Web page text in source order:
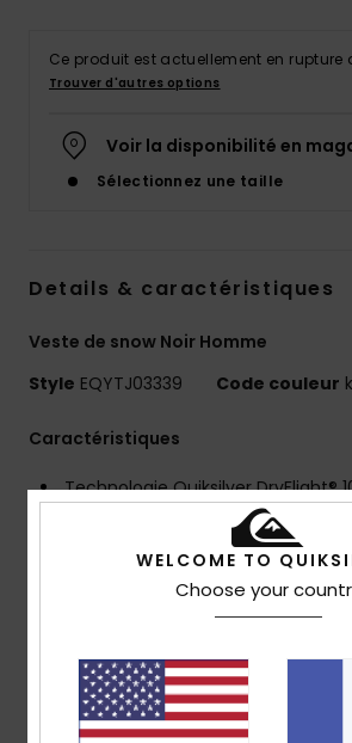
Ce produit est actuellement en rupture
Trouver d'autres options
Voir la disponibilité en
Sélectionnez une taille
Details & caractéristiques
Veste de snow Noir Homme
Style EQYTJ03339 Code couleur
Caractéristiques
Technologie Quiksilver DryFlight®
meilleure imperméabilité [10,000mm
polyester
technologie
isolation ultra-légère et respirante
corps, 60 g manches et capuche]
Doublure :doublure en tricot
répartie aux endroits stratégiques sur
WELCOME TO
Choose your